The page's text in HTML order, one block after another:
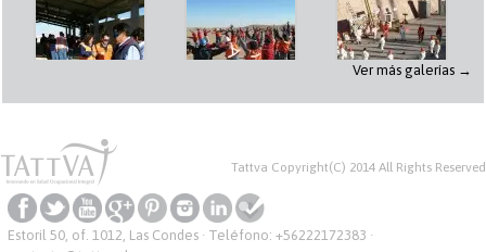
Ver más galerías →
Tattva Copyright(C) 2014 All Rights Reserved
Estoril 50, of. 1012, Las Condes · Teléfono: +56222172383 ·